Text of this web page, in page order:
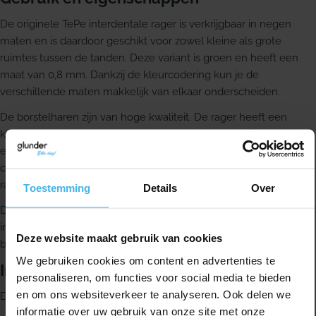
Toestemming Details Over
Deze website maakt gebruik van cookies
We gebruiken cookies om content en advertenties te
personaliseren, om functies voor social media te bieden
en om ons websiteverkeer te analyseren. Ook delen we
informatie over uw gebruik van onze site met onze
De originele TePe interdentale rager is verkrijgbaar in negen
maten en is daardoor geschikt voor zowel kleine als grote
ruimtes tussen de tanden. Deze variant is groen en heeft een
maat van 0,8 mm. Dankzij de kleurcodering kun je de
verschillende maten makkelijk van elkaar onderscheiden.
De borstelharen zijn van hoge kwaliteit. De rager heeft een
kunststof ommantelde metalen draad en bestaat uit een borstel
en handvat uit één stuk. Het unieke TePe-handvat ligt
comfortabel in de hand en geeft een stevige grip, zodat je de
rager gebruiksvriendelijk en ergonomisch kunt vasthouden.
Deze rager is ook geschikt voor een efficiënte reiniging van
implantaten en vaste orthodontische apparatuur, zoals een
beugel.
Inhoud
Deze verpakking bevat 25 stuks.